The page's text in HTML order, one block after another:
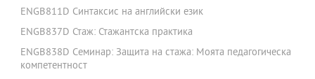
ENGB811D Синтаксис на английски език
ENGB837D Стаж: Стажантска практика
ENGB838D Семинар: Защита на стажа: Моята педагогическа
компетентност